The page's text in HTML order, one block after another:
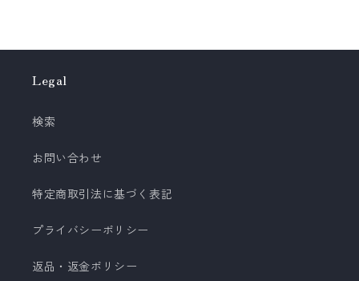
Legal
検索
お問い合わせ
特定商取引法に基づく表記
プライバシーポリシー
返品・返金ポリシー